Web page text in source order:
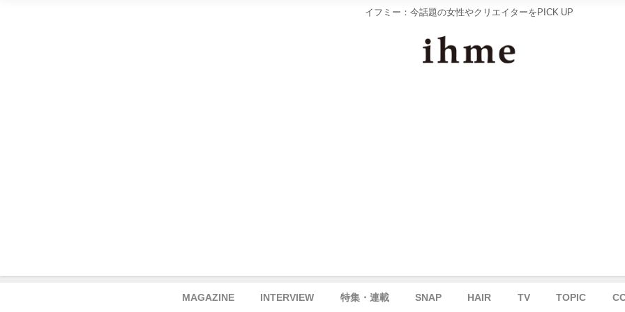
イフミー：今話題の女性やクリエイターをPICK UP
MAGAZINE INTERVIEW 特集・連載 SNAP HAIR TV TOPIC